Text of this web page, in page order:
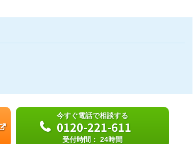
今すぐ電話で相談する
0120-221-611
受付時間： 24時間